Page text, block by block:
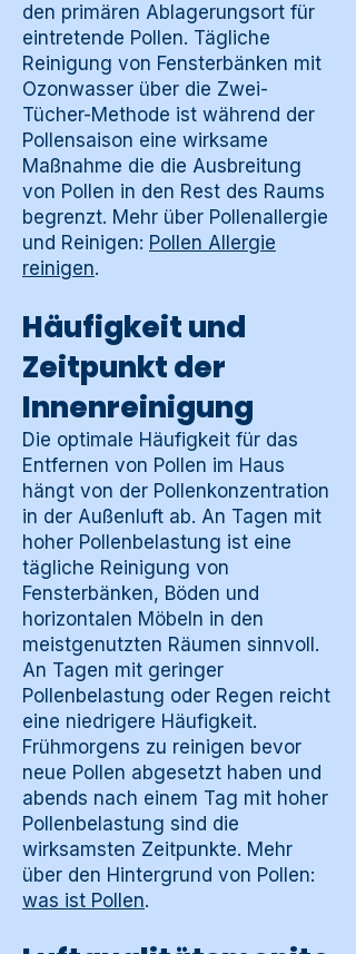
den primären Ablagerungsort für
eintretende Pollen. Tägliche
Reinigung von Fensterbänken mit
Ozonwasser über die Zwei-
Tücher-Methode ist während der
Pollensaison eine wirksame
Maßnahme die die Ausbreitung
von Pollen in den Rest des Raums
begrenzt. Mehr über Pollenallergie
und Reinigen: Pollen Allergie
reinigen.
Häufigkeit und
Zeitpunkt der
Innenreinigung
Die optimale Häufigkeit für das
Entfernen von Pollen im Haus
hängt von der Pollenkonzentration
in der Außenluft ab. An Tagen mit
hoher Pollenbelastung ist eine
tägliche Reinigung von
Fensterbänken, Böden und
horizontalen Möbeln in den
meistgenutzten Räumen sinnvoll.
An Tagen mit geringer
Pollenbelastung oder Regen reicht
eine niedrigere Häufigkeit.
Frühmorgens zu reinigen bevor
neue Pollen abgesetzt haben und
abends nach einem Tag mit hoher
Pollenbelastung sind die
wirksamsten Zeitpunkte. Mehr
über den Hintergrund von Pollen:
was ist Pollen.